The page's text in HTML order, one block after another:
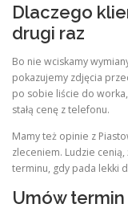
Dlaczego
drugi raz
Bo nie wciskamy
pokazujemy zdjęcia
po sobie liście do
stałą cenę z telefonu.
Mamy też opinie z
zleceniem. Ludzie
terminu, gdy pada lekki
Umów